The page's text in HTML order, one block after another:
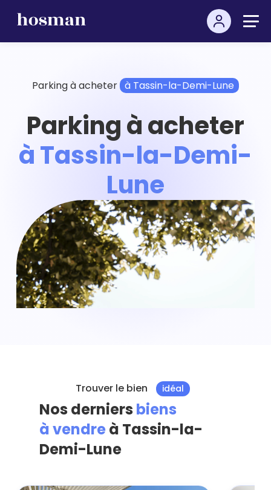
Parking à acheter à Tassin-la-Demi-Lune
Parking à acheter
à Tassin-la-Demi-
Lune
Trouver le bien idéal
Nos derniers biens
à vendre à Tassin-la-
Demi-Lune